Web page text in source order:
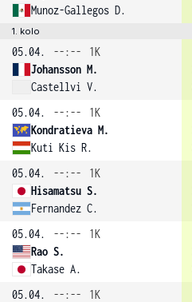
Munoz-Gallegos D.
1. kolo
05.04. --:--
1K
Johansson M.
Castellvi V.
05.04.
--:--
1K
Kondratieva M.
Kuti Kis R.
05.04. --:--
1K
Hisamatsu S.
Fernandez C.
05.04.
--:--
1K
Rao S.
Takase A.
05.04.
--:--
1K